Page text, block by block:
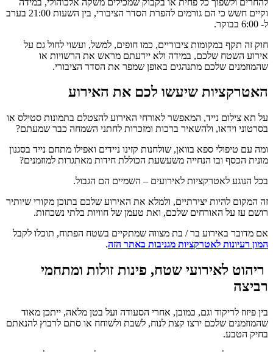
וקיים חשש כי הם גורמים להפרת הסדר הציבורי, בין השעות 21:00 בערב
ל- 6:00 בבוקר.
חוק זה תקף במקומות ציבוריים, כמו חופים, למשל, ועשוי לחול גם על
אירוע השטח שלכם, במידה ולא יידעתם מראש את הרשויות או
שהמוזמנים שלכם מתנהגים באופן שמפר את הסדר הציבורי.
האטרקציות שיעשו לכם את האירוע
על תא צילום נייד, המאפשר לאורחי האירוע להצטלם בתמונות סטילס או
בסרטוני וידאו, ולהשאיר ברכות ומזכרות לחתני השמחה כבר שמעתם?
ומה עם טיפולי ספא בוואן, שולחנות קזינו ניידים ואפילו מתחם נייד בסגנון
מונית הכסף ובו הנחייה משעשעת הכוללת חידות מאתגרות למוזמנים?
בכל הנוגע לאטרקציות לאירועים – השמיים הם הגבול.
זה המקום להיות יצירתיים, ולמלא את האירוע שלכם בתוכן מקורי שיותיר
רושם עז על האורחים שלכם, ואת טעמן של חוויות בלתי נשכחות.
אם מדובר באירוע בר / בת מצווה שמתקיים בשטח הפתוח, תוכלו לקבל
המון רעיונות לאטרקציות מגניבות באתר הזה.
ריהוט לאירועי שטח, פינות זולות ומתחמי
רביצה
בין פיזוז לריקוד וגם, כמובן, אחרי הסעודה ועל בטן מלאה, ייתכן מאוד
שהמוזמנים שלכם ירצו קצת לנוח, לשבת ולשוחח או סתם לרבוץ להנאתם
בחיק הטבע.